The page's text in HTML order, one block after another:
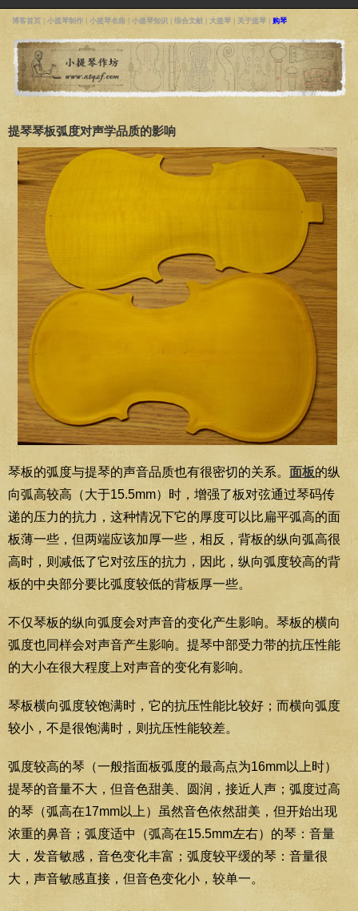
博客首页 小提琴制作 小提琴名曲 小提琴知识 综合文献 大提琴 关于提琴 购琴
提琴琴板弧度对声学品质的影响
琴板的弧度与提琴的声音品质也有很密切的关系。 面板的纵
向弧高较高（大于15.5mm）时，增强了板对弦通过琴码传
递的压力的抗力，这种情况下它的厚度可以比扁平弧高的面
板薄一些，但两端应该加厚一些，相反，背板的纵向弧高很
高时，则减低了它对弦压的抗力，因此，纵向弧度较高的背
板的中央部分要比弧度较低的背板厚一些。
不仅琴板的纵向弧度会对声音的变化产生影响。琴板的横向
弧度也同样会对声音产生影响。提琴中部受力带的抗压性能
的大小在很大程度上对声音的变化有影响。
琴板横向弧度较饱满时，它的抗压性能比较好；而横向弧度
较小，不是很饱满时，则抗压性能较差。
弧度较高的琴（一般指面板弧度的最高点为16mm以上时）
提琴的音量不大，但音色甜美、圆润，接近人声；弧度过高
的琴（弧高在17mm以上）虽然音色依然甜美，但开始出现
浓重的鼻音；弧度适中（弧高在15.5mm左右）的琴：音量
大，发音敏感，音色变化丰富；弧度较平缓的琴：音量很
大，声音敏感直接，但音色变化小，较单一。